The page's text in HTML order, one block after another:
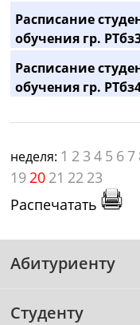
Расписание
обучения гр.
Расписание
обучения гр.
неделя: 1 2 3 4 5 6 7
1920 21 22 23
Распечатать
Абитуриенту
Студенту